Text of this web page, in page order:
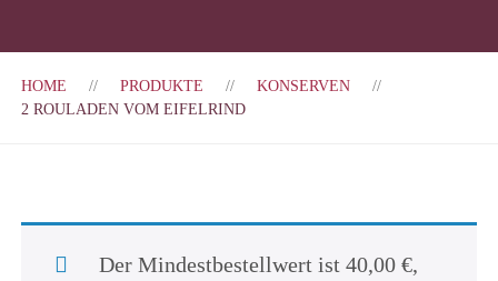
HOME PRODUKTE
KONSERVEN
2 ROULADEN VOM EIFELRIND
Der Mindestbestellwert ist40,00€,